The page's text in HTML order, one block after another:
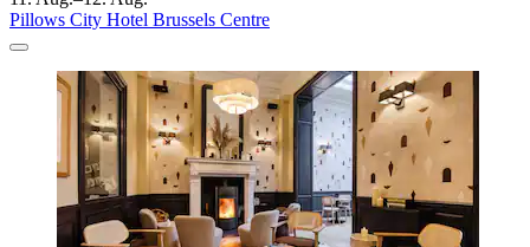
Pillows City Hotel Brussels Centre